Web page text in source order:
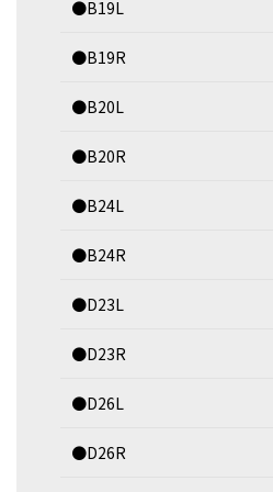
●B19L
●B19R
●B20L
●B20R
●B24L
●B24R
●D23L
●D23R
●D26L
●D26R